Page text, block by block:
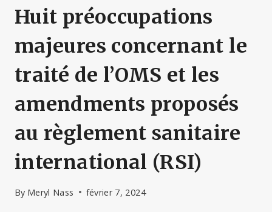
Huit préoccupations
majeures concernant le
traité de l’OMS et les
amendments proposés
au règlement sanitaire
international (RSI)
By Meryl Nass février 7, 2024